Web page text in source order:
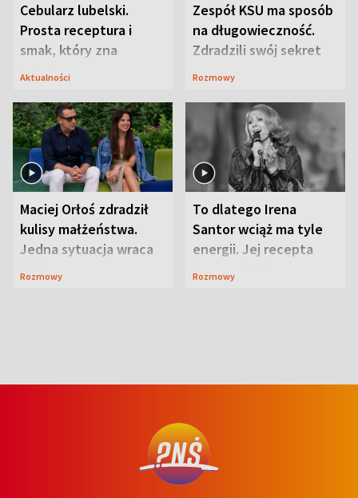
Cebularz lubelski.
Prosta receptura i
smak, który zna
Lubelszczyzna
Aktualności
Zespół KSU ma sposób
na długowieczność.
Zdradzili swój sekret
Rozmowy
Maciej Orłoś zdradził
kulisy małżeństwa.
Jedna sytuacja wraca
jak bumerang
Rozmowy
To dlatego Irena
Santor wciąż ma tyle
energii. Jej recepta
jest zaskakująco
Rozmowy